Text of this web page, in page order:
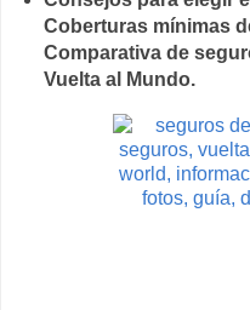
Coberturas mínimas
Comparativa de
Vuelta al Mundo.